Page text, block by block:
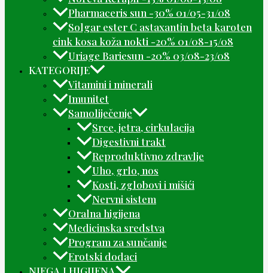
Pharmaceris sun -30% 01/05-31/08
Solgar ester C astaxantin beta karoten
cink kosa koža nokti -20% 01/08-15/08
Uriage Bariesun -20% 03/08-23/08
KATEGORIJE
Vitamini i minerali
Imunitet
Samoliječenje
Srce, jetra, cirkulacija
Digestivni trakt
Reproduktivno zdravlje
Uho, grlo, nos
Kosti, zglobovi i mišići
Nervni sistem
Oralna higijena
Medicinska sredstva
Program za sunčanje
Erotski dodaci
NJEGA I HIGIJENA